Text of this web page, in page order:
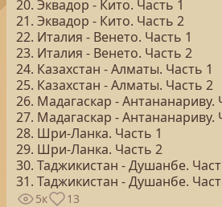
20. Эквадор - Кито. Часть 1
21. Эквадор - Кито. Часть 2
22. Италия - Венето. Часть 1
23. Италия - Венето. Часть 2
24. Казахстан - Алматы. Часть 1
25. Казахстан - Алматы. Часть 2
26. Мадагаскар - Антананариву.
27. Мадагаскар - Антананариву.
28. Шри-Ланка. Часть 1
29. Шри-Ланка. Часть 2
30. Таджикистан - Душанбе.
31. Таджикистан - Душанбе.
5к 13